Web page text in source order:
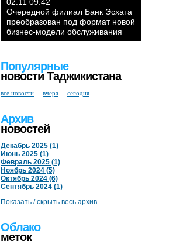
Очередной филиал Банк Эсхата
преобразован под формат новой
бизнес-модели обслуживания
Популярные
новости Таджикистана
все новости вчера сегодня
Архив
новостей
Декабрь 2025 (1)
Июнь 2025 (1)
Февраль 2025 (1)
Ноябрь 2024 (5)
Октябрь 2024 (6)
Сентябрь 2024 (1)
Показать / скрыть весь архив
Облако
меток